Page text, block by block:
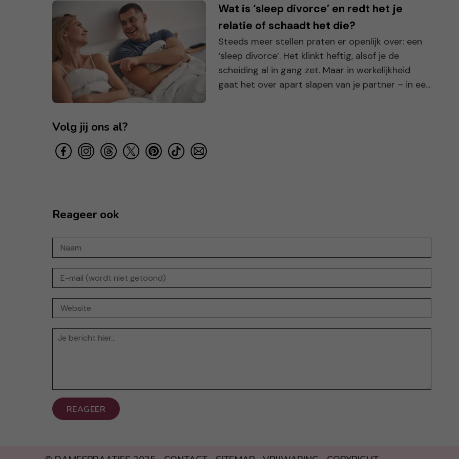
Wat is ‘sleep divorce’ en redt het je
relatie of schaadt het die?
Steeds meer stellen praten er openlijk over: een
‘sleep divorce’. Het klinkt heftig, alsof je de
scheiding al in gang zet. Maar in werkelijkheid
gaat het over apart slapen van je partner – in ee...
Volg jij ons al?
Reageer ook
REAGEER